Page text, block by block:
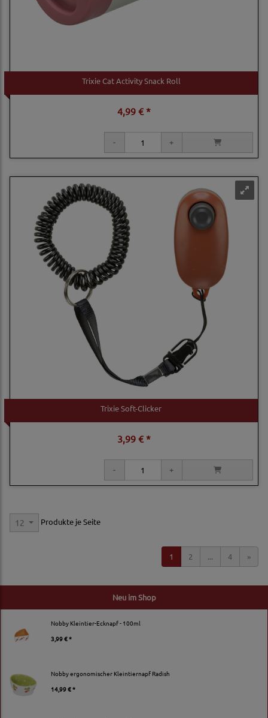
Neu im Shop
Nobby Kleintier-Ecknapf - 100ml
3,99 € *
Nobby ergonomischer Kleintiernapf Radish
14,99 € *
Trixie Cat Activity Snack Roll
4,99 € *
Trixie Soft-Clicker
3,99 € *
12 Produkte je Seite
1 2 ... 4 »